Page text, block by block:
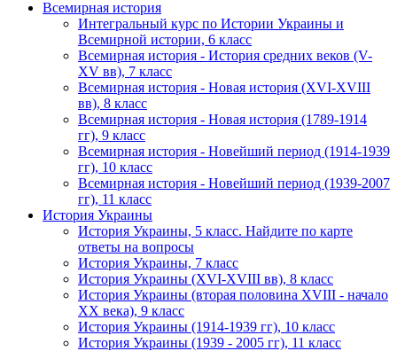
Всемирная история
Интегральный курс по Истории Украины и
Всемирной истории, 6 класс
Всемирная история - История средних веков (V-
XV вв), 7 класс
Всемирная история - Новая история (XVI-XVIII
вв), 8 класс
Всемирная история - Новая история (1789-1914
гг), 9 класс
Всемирная история - Новейший период (1914-1939
гг), 10 класс
Всемирная история - Новейший период (1939-2007
гг), 11 класс
История Украины
История Украины, 5 класс. Найдите по карте
ответы на вопросы
История Украины, 7 класс
История Украины (XVI-XVIII вв), 8 класс
История Украины (вторая половина XVIII - начало
XX века), 9 класс
История Украины (1914-1939 гг), 10 класс
История Украины (1939 - 2005 гг), 11 класс